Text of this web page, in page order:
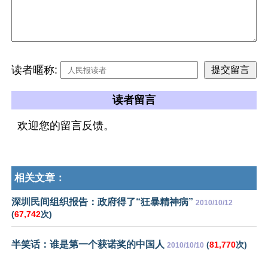
读者暱称:
读者留言
欢迎您的留言反馈。
相关文章：
深圳民间组织报告：政府得了“狂暴精神病” 2010/10/12
(67,742次)
半笑话：谁是第一个获诺奖的中国人 2010/10/10 (81,770次)